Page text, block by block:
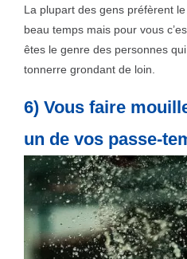
La plupart des gens préfèrent
beau temps mais pour vous
êtes le genre des personnes
tonnerre grondant de loin.
6) Vous faire
un de vos passe-